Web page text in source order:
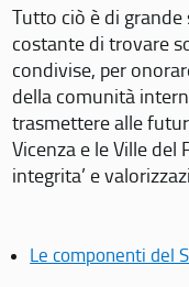
Tutto ciò è di
costante di trovare
condivise, per
della comunità
trasmettere alle
Vicenza e le Ville del
integrita’ e
Le componenti del